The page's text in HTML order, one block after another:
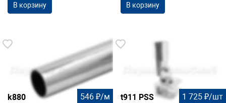
В корзину В корзину
k880 546 ₽/м t911 PSS 1 725 ₽/шт